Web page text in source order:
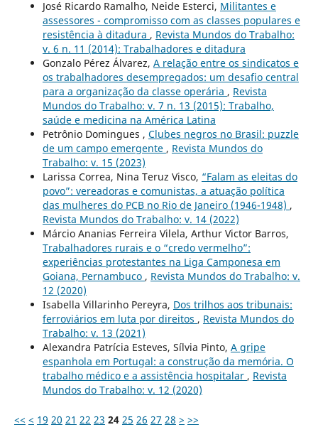
José Ricardo Ramalho, Neide Esterci, Militantes e
assessores - compromisso com as classes populares e
resistência à ditadura , Revista Mundos do Trabalho:
v. 6 n. 11 (2014): Trabalhadores e ditadura
Gonzalo Pérez Álvarez, A relação entre os sindicatos e
os trabalhadores desempregados: um desafio central
para a organização da classe operária , Revista
Mundos do Trabalho: v. 7 n. 13 (2015): Trabalho,
saúde e medicina na América Latina
Petrônio Domingues , Clubes negros no Brasil: puzzle
de um campo emergente , Revista Mundos do
Trabalho: v. 15 (2023)
Larissa Correa, Nina Teruz Visco, “Falam as eleitas do
povo”: vereadoras e comunistas, a atuação política
das mulheres do PCB no Rio de Janeiro (1946-1948) ,
Revista Mundos do Trabalho: v. 14 (2022)
Márcio Ananias Ferreira Vilela, Arthur Victor Barros,
Trabalhadores rurais e o “credo vermelho”:
experiências protestantes na Liga Camponesa em
Goiana, Pernambuco , Revista Mundos do Trabalho: v.
12 (2020)
Isabella Villarinho Pereyra, Dos trilhos aos tribunais:
ferroviários em luta por direitos , Revista Mundos do
Trabalho: v. 13 (2021)
Alexandra Patrícia Esteves, Sílvia Pinto, A gripe
espanhola em Portugal: a construção da memória. O
trabalho médico e a assistência hospitalar , Revista
Mundos do Trabalho: v. 12 (2020)
<< < 19 20 21 22 23 24 25 26 27 28 > >>